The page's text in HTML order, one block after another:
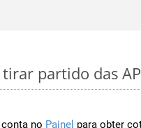
partido das
no Painel para obter